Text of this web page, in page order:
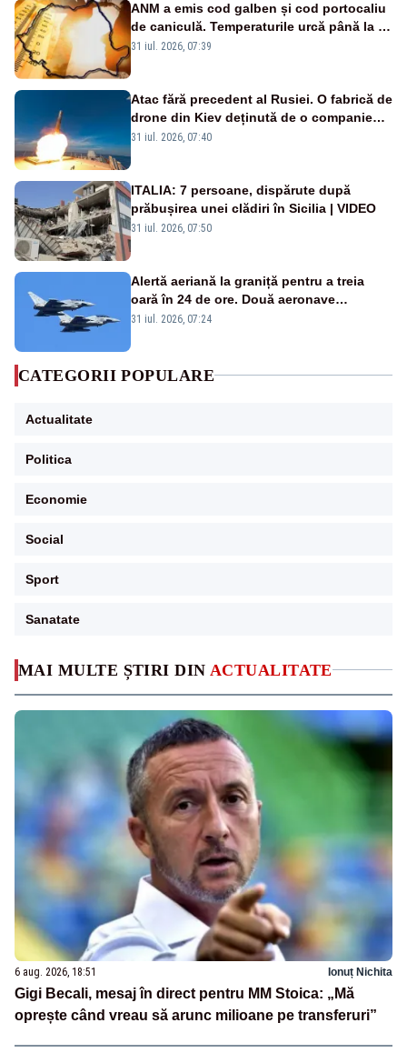
MAI MULTE ȘTIRI DIN ACTUALITATE
6 aug. 2026, 18:51 Ionuț Nichita
Gigi Becali, mesaj în direct pentru MM Stoica: „Mă
oprește când vreau să arunc milioane pe transferuri”
ANM a emis cod galben și cod portocaliu
de caniculă. Temperaturile urcă până la 38
de grade, iar nopțile devin tropicale
31 iul. 2026, 07:39
Atac fără precedent al Rusiei. O fabrică de
drone din Kiev deținută de o companie
americană, distrusă de o rachetă
31 iul. 2026, 07:40
ITALIA: 7 persoane, dispărute după
prăbușirea unei clădiri în Sicilia | VIDEO
31 iul. 2026, 07:50
Alertă aeriană la graniță pentru a treia
oară în 24 de ore. Două aeronave
Eurofighter britanice au fost ridicate de la
31 iul. 2026, 07:24
CATEGORII POPULARE
Actualitate
Politica
Economie
Social
Sport
Sanatate